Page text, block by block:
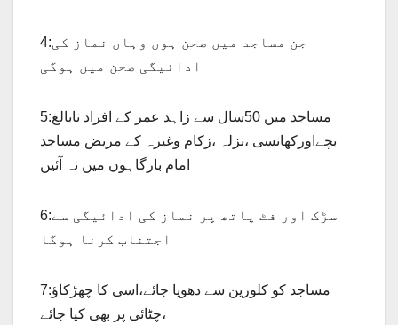
4:جن مساجد میں صحن ہوں وہاں نماز کی
ادائیگی صحن میں ہوگی
5:مساجد میں 50سال سے زاہد عمر کے افراد نابالغ
بچےاورکھانسی ،نزلہ ،زکام وغیرہ کے مریض مساجد
امام بارگاہوں میں نہ آئیں
6:سڑک اور فٹ پاتھ پر نماز کی ادائیگی سے
اجتناب کرنا ہوگا
7:مساجد کو کلورین سے دھویا جائے،اسی کا چھڑکاؤ
چٹائی پر بھی کیا جائے،